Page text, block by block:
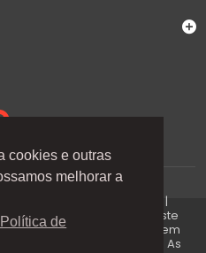
cookies e outras
melhorar a
de
registrada de CINCO TI
| CNPJ: 08.307.867/0001-04 |
Os preços anunciados neste
podem ser alterados sem
por erros descritos. As